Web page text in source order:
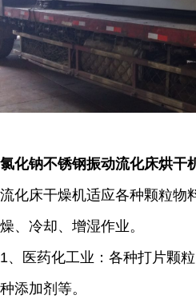
氯化钠不锈钢振动流化床烘干
流化床干燥机适应各种颗粒物
燥、冷却、增湿作业。
1、医药化工业：各种打片颗
种添加剂等。